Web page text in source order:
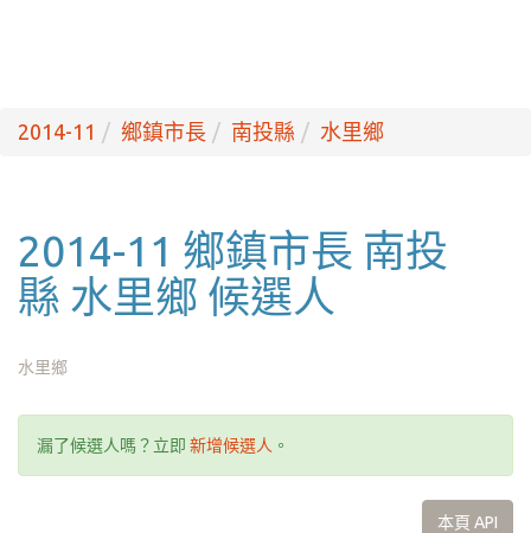
2014-11 鄉鎮市長 南投縣 水里鄉
2014-11 鄉鎮市長 南投
縣 水里鄉 候選人
水里鄉
漏了候選人嗎？立即 新增候選人 。
本頁 API